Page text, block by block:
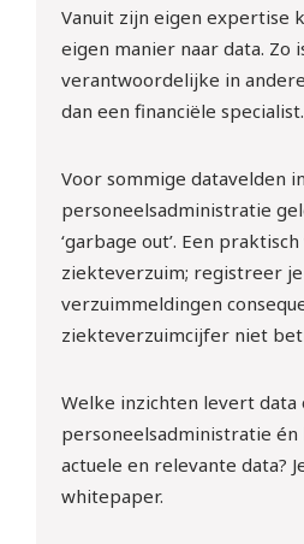
Vanuit zijn eigen expertise
eigen manier naar data. Zo
verantwoordelijke in
dan een financiële specialist.
Voor sommige datavelden
personeelsadministratie
‘garbage out’. Een
ziekteverzuim; registreer
verzuimmeldingen
ziekteverzuimcijfer niet
Welke inzichten levert data
personeelsadministratie
actuele en relevante data?
whitepaper.